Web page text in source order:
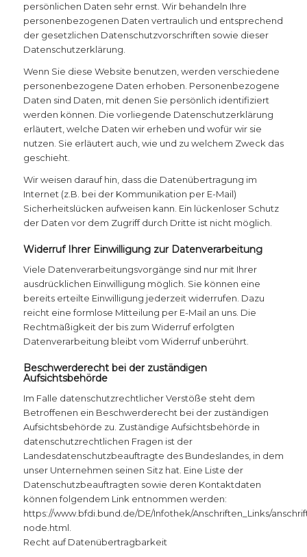
persönlichen Daten sehr ernst. Wir behandeln Ihre
personenbezogenen Daten vertraulich und entsprechend
der gesetzlichen Datenschutzvorschriften sowie dieser
Datenschutzerklärung.
Wenn Sie diese Website benutzen, werden verschiedene
personenbezogene Daten erhoben. Personenbezogene
Daten sind Daten, mit denen Sie persönlich identifiziert
werden können. Die vorliegende Datenschutzerklärung
erläutert, welche Daten wir erheben und wofür wir sie
nutzen. Sie erläutert auch, wie und zu welchem Zweck das
geschieht.
Wir weisen darauf hin, dass die Datenübertragung im
Internet (z.B. bei der Kommunikation per E-Mail)
Sicherheitslücken aufweisen kann. Ein lückenloser Schutz
der Daten vor dem Zugriff durch Dritte ist nicht möglich.
Widerruf Ihrer Einwilligung zur Datenverarbeitung
Viele Datenverarbeitungsvorgänge sind nur mit Ihrer
ausdrücklichen Einwilligung möglich. Sie können eine
bereits erteilte Einwilligung jederzeit widerrufen. Dazu
reicht eine formlose Mitteilung per E-Mail an uns. Die
Rechtmäßigkeit der bis zum Widerruf erfolgten
Datenverarbeitung bleibt vom Widerruf unberührt.
Beschwerderecht bei der zuständigen
Aufsichtsbehörde
Im Falle datenschutzrechtlicher Verstöße steht dem
Betroffenen ein Beschwerderecht bei der zuständigen
Aufsichtsbehörde zu. Zuständige Aufsichtsbehörde in
datenschutzrechtlichen Fragen ist der
Landesdatenschutzbeauftragte des Bundeslandes, in dem
unser Unternehmen seinen Sitz hat. Eine Liste der
Datenschutzbeauftragten sowie deren Kontaktdaten
können folgendem Link entnommen werden:
https://www.bfdi.bund.de/DE/Infothek/Anschriften_Links/
node.html.
Recht auf Datenübertragbarkeit